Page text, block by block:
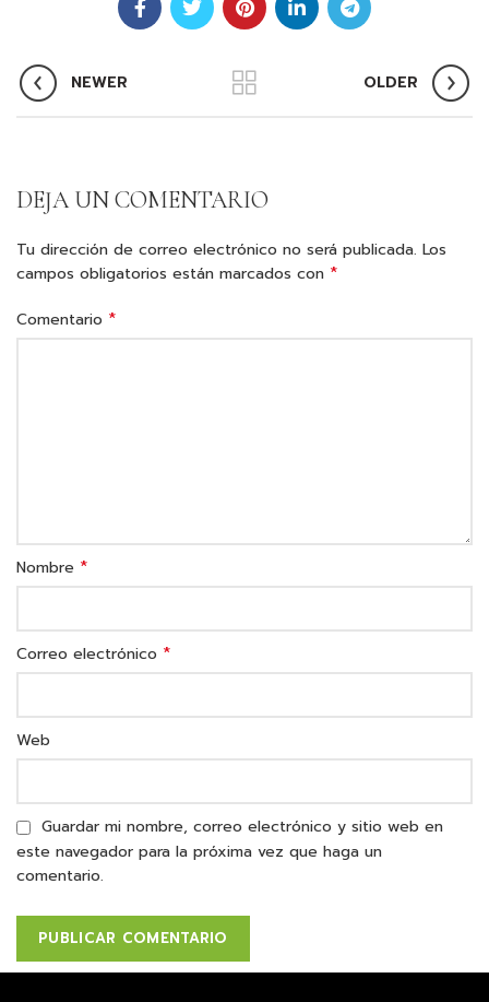
NEWER OLDER
DEJA UN COMENTARIO
Tu dirección de correo electrónico no será publicada. Los
campos obligatorios están marcados con *
Comentario *
Nombre *
Correo electrónico *
Web
Guardar mi nombre, correo electrónico y sitio web en
este navegador para la próxima vez que haga un
comentario.